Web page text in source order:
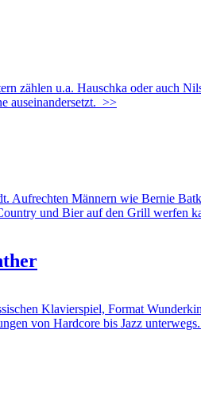
u.a. Hauschka oder auch
auseinandersetzt. >>
Männern wie Bernie
und Bier auf den Grill werfen
Klavierspiel, Format
von Hardcore bis Jazz unterwegs.